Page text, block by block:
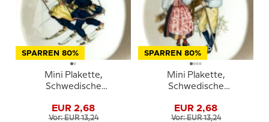
SPARREN 80%
Mini Plakette,
Schwedische
Lappland
EUR 2,68
Vor: EUR 13,24
SPARREN 80%
Mini Plakette,
Schwedische
Medelpad
EUR 2,68
Vor: EUR 13,24